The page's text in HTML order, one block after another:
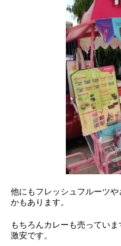
他にもフレッシュフルーツ
かもあります。
もちろんカレーも売ってい
激安です。